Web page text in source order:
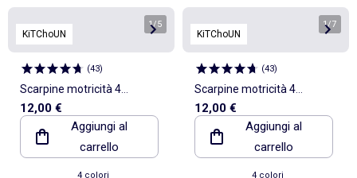
KiTChoUN
1/5
(43)
Scarpine motricità 4
\'camminare\' - Kitchoun
12,00 €
Aggiungi al
carrello
4 colori
KiTChoUN
1/7
(43)
Scarpine motricità 4
\'camminare\' - Kitchoun
12,00 €
Aggiungi al
carrello
4 colori